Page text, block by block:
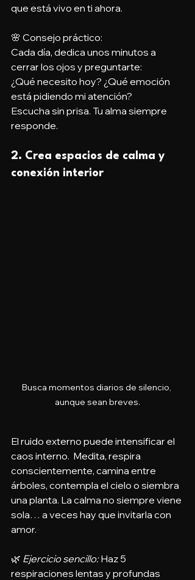
que está vivo en ti ahora.
🌸 Consejo práctico:
Cada día, dedica unos minutos a
cerrar los ojos y preguntarte:
¿Qué necesito hoy? ¿Qué emoción
está pidiendo mi atención?
Escucha sin prisa. Tu alma siempre
responde.
2. Crea espacios de calma y
conexión interior
Busca momentos diarios de silencio,
aunque sean breves.
El ruido externo puede intensificar el
caos interno.  Medita, respira
conscientemente, camina entre
árboles, contempla el cielo o siembra
una planta. La calma no siempre viene
sola… a veces hay que invitarla con
amor.
🌿 Ejercicio sencillo: Haz 5
respiraciones lentas y profundas